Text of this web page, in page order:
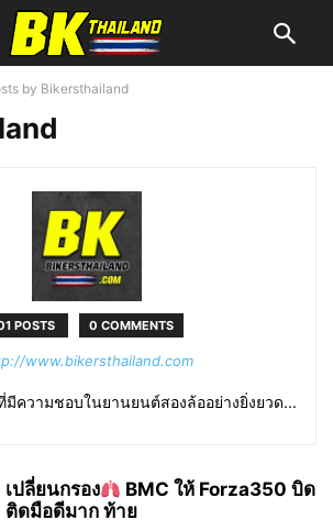
by Bikersthailand
POSTS 0 COMMENTS
www.bikersthailand.com
ความชอบในยานยนต์สองล้ออย่างยิ่งยวด...
เปลี่ยนกรอง
BMC ให้ Forza350 บิด
ติดมือดีมาก ท้าย